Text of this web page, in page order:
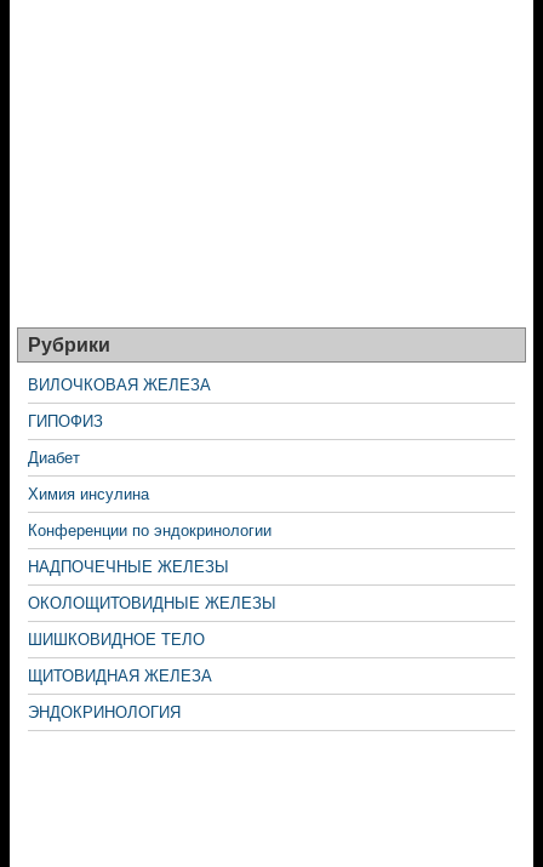
Рубрики
ВИЛОЧКОВАЯ ЖЕЛЕЗА
ГИПОФИЗ
Диабет
Химия инсулина
Конференции по эндокринологии
НАДПОЧЕЧНЫЕ ЖЕЛЕЗЫ
ОКОЛОЩИТОВИДНЫЕ ЖЕЛЕЗЫ
ШИШКОВИДНОЕ ТЕЛО
ЩИТОВИДНАЯ ЖЕЛЕЗА
ЭНДОКРИНОЛОГИЯ